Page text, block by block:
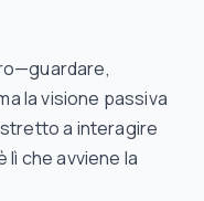
la visione passiva
a interagire
che avviene la